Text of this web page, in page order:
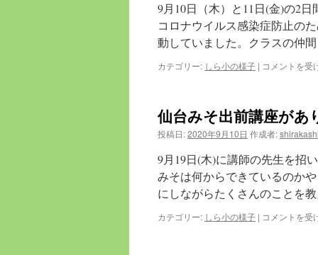
キ
9月10日（木）と11日(金)の2
コロナウイルス感染症防止の
動していました。クラスの仲
カテゴリー: しら小の様子 | 修
に
行
っ
て
き
ま
し
(9/10-
コメントを受
仙台みそ出前講座があ
投稿日:2020年9月10日 作成者:
9月19日(木)に講師の先生を招
みそは何からできているのか
にしながらたくさんのことを
カテゴリー: しら小の様子 | 仙
コメントを受